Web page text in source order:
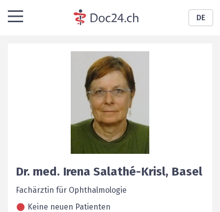
DE
Dr. med. Irena Salathé-Krisl, Basel
Fachärztin für Ophthalmologie
Keine neuen Patienten